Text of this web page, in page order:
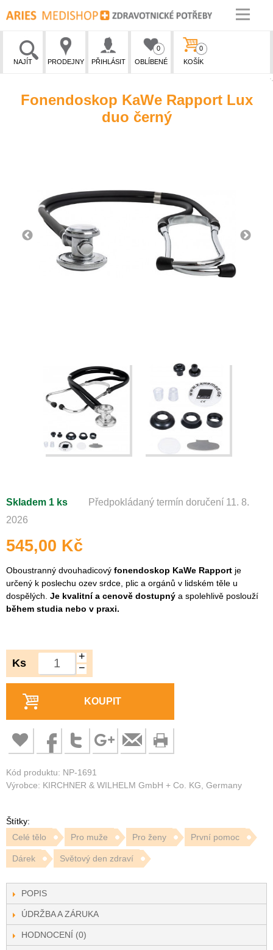
NAJÍT PRODEJNY PŘIHLÁSIT OBLÍBENÉ
0
KOŠÍK
0
Fonendoskop KaWe Rapport Lux
duo černý
Skladem 1 ks
Předpokládaný termín doručení 11. 8.
2026
545,00 Kč
Oboustranný dvouhadicový fonendoskop KaWe Rapport je
určený k poslechu ozev srdce, plic a orgánů v lidském těle u
dospělých. Je kvalitní a cenově dostupný a spolehlivě poslouží
během studia nebo v praxi.
Ks
+
−
KOUPIT
Kód produktu: NP-1691
Výrobce: KIRCHNER & WILHELM GmbH + Co. KG, Germany
Štítky:
Celé tělo
Pro muže Pro ženy První pomoc
Dárek Světový den zdraví
POPIS
ÚDRŽBA A ZÁRUKA
HODNOCENÍ (0)